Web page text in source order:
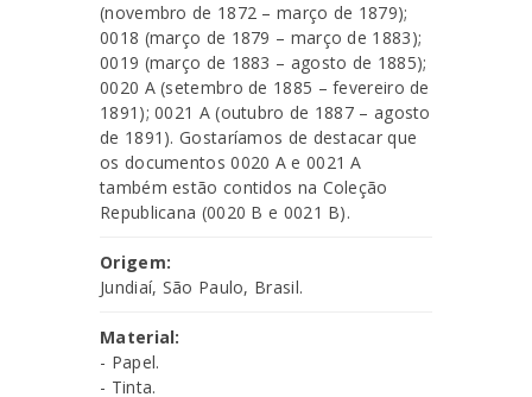
(novembro de 1872 – março de 1879);
0018 (março de 1879 – março de 1883);
0019 (março de 1883 – agosto de 1885);
0020 A (setembro de 1885 – fevereiro de
1891); 0021 A (outubro de 1887 – agosto
de 1891). Gostaríamos de destacar que
os documentos 0020 A e 0021 A
também estão contidos na Coleção
Republicana (0020 B e 0021 B).
Origem:
Jundiaí, São Paulo, Brasil.
Material:
- Papel.
- Tinta.